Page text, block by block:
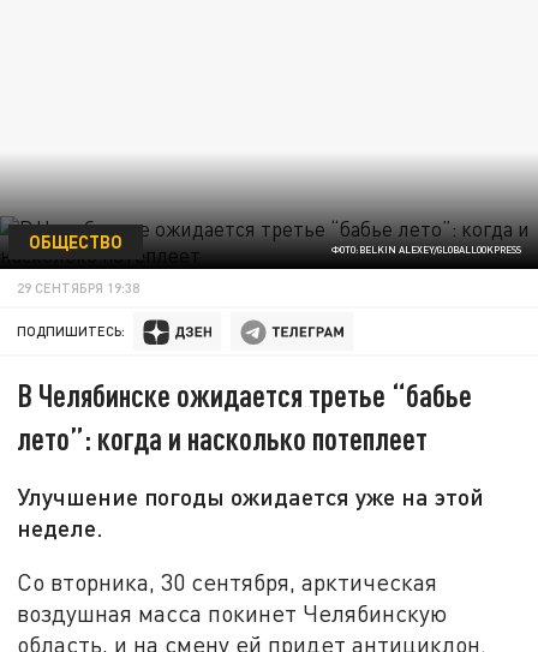
ФОТО:BELKIN ALEXEY/GLOBALLOOKPRESS
ОБЩЕСТВО
29 СЕНТЯБРЯ 19:38
ПОДПИШИТЕСЬ:
В Челябинске ожидается третье “бабье
лето”: когда и насколько потеплеет
Улучшение погоды ожидается уже на этой
неделе.
Со вторника, 30 сентября, арктическая
воздушная масса покинет Челябинскую
область, и на смену ей придет антициклон.